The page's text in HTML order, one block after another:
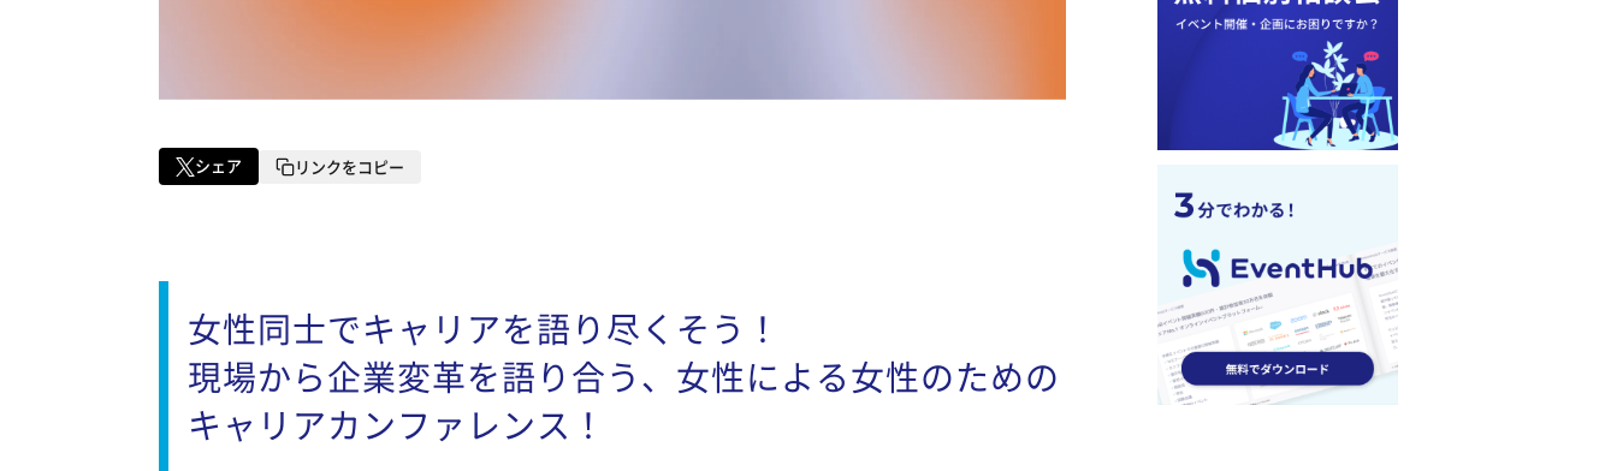
シェア リンクをコピー
女性同士でキャリアを語り尽くそう！
現場から企業変革を語り合う、女性による女性のための
キャリアカンファレンス！